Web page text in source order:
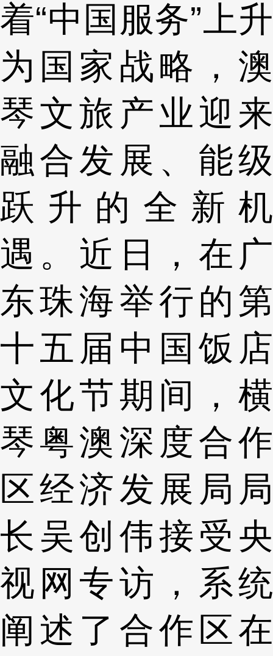
着“中国服务”上升
为国家战略，澳
琴文旅产业迎来
融合发展、能级
跃升的全新机
遇。近日，在广
东珠海举行的第
十五届中国饭店
文化节期间，横
琴粤澳深度合作
区经济发展局局
长吴创伟接受央
视网专访，系统
阐述了合作区在